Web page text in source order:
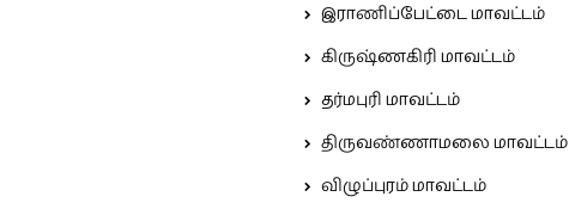
இராணிப்பேட்டை மாவட்டம்
கிருஷ்ணகிரி மாவட்டம்
தர்மபுரி மாவட்டம்
திருவண்ணாமலை மாவட்டம்
விழுப்புரம் மாவட்டம்